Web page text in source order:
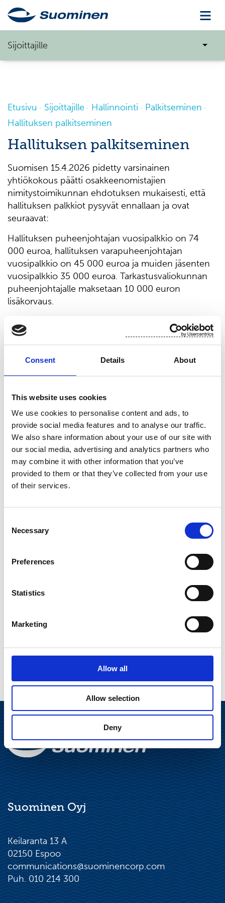
Consent Details About
This website uses cookies
We use cookies to personalise content and ads, to
provide social media features and to analyse our traffic.
We also share information about your use of our site with
our social media, advertising and analytics partners who
may combine it with other information that you’ve
provided to them or that they’ve collected from your use
of their services.
Selection
Necessary
Preferences
Statistics
Marketing
Allow all
Allow selection
Deny
Sijoittajille
Etusivu Sijoittajille Hallinnointi
Palkitseminen
Hallituksen palkitseminen
Hallituksen palkitseminen
Suomisen 15.4.2026 pidetty varsinainen
yhtiökokous päätti osakkeenomistajien
nimitystoimikunnan ehdotuksen mukaisesti, että
hallituksen palkkiot pysyvät ennallaan ja ovat
seuraavat:
Hallituksen puheenjohtajan vuosipalkkio on 74
000 euroa, hallituksen varapuheenjohtajan
vuosipalkkio on 45 000 euroa ja muiden jäsenten
vuosipalkkio 35 000 euroa. Tarkastusvaliokunnan
puheenjohtajalle maksetaan 10 000 euron
lisäkorvaus.
kokouspalkkioita kustakin hallituksen ja
valiokuntien kokouksesta seuraavasti:
1 000 euroa kokouksesta, joka pidetään muualla kuin
hallituksen jäsenen kotimaassa
500 euroa jäsenen osallistuessa kokoukseen
puhelimella tai muulla sähköisellä välineellä.
Vuosipalkkioista 75 % maksetaan rahana ja 25 %
Suominen Oyj:n osakkeina. Osakkeet luovutetaan
hallituksen päätöksellä yhtiön hallussa olevista
julkistamisesta.
matkustussäännön mukaisesti.
Päivitetty viimeksi 23.6.2026
Suominen Oyj
Keilaranta 13 A
02150 Espoo
communications@suominencorp.com
Puh. 010 214 300